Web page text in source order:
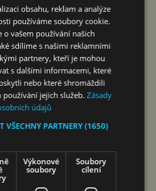
bude pro český průmysl úspěch,
nulou“. Štafetu hlavního
převezme rostoucí spotřeba
by česká ekonomika měla
1,5 procenta.
Rusinko
obsahu, reklam a analýze
používáme soubory cookie.
o vašem používání našich
sdílíme s našimi reklamními
partnery, kteří je mohou
s dalšími informacemi, které
nebo které shromáždili
používání jejich služeb.Zásady
údajů
VŠECHNY PARTNERY(1650)
Výkonové
soubory
Soubory
cílení